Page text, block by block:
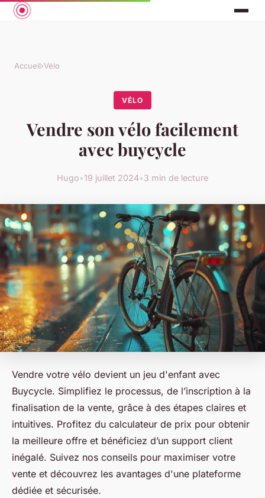
Accueil›Vélo
VÉLO
Vendre son vélo facilement
avec buycycle
Hugo•19 juillet 2024•3 min de lecture
Vendre votre vélo devient un jeu d'enfant avec
Buycycle. Simplifiez le processus, de l’inscription à la
finalisation de la vente, grâce à des étapes claires et
intuitives. Profitez du calculateur de prix pour obtenir
la meilleure offre et bénéficiez d’un support client
inégalé. Suivez nos conseils pour maximiser votre
vente et découvrez les avantages d'une plateforme
dédiée et sécurisée.